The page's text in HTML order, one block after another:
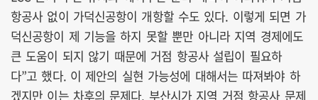
항공사 없이 가덕신공항이 개항할 수도 있다. 이렇게 되면 가
덕신공항이 제 기능을 하지 못할 뿐만 아니라 지역 경제에도
큰 도움이 되지 않기 때문에 거점 항공사 설립이 필요하
다”고 했다. 이 제안의 실현 가능성에 대해서는 따져봐야 하
겠지만 이는 차후의 문제다. 부산시가 지역 거점 항공사 문제